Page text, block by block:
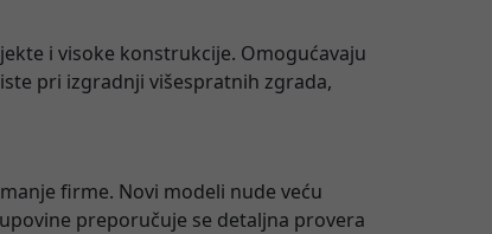
i visoke konstrukcije. Omogućavaju
pri izgradnji višespratnih zgrada,
firme. Novi modeli nude veću
preporučuje se detaljna provera